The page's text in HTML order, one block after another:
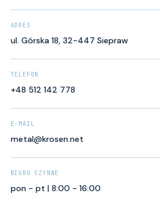
ADRES
ul. Górska 18, 32-447 Siepraw
TELEFON
+48 512 142 778
E-MAIL
metal@krosen.net
BIURO CZYNNE
pon - pt | 8:00 - 16:00